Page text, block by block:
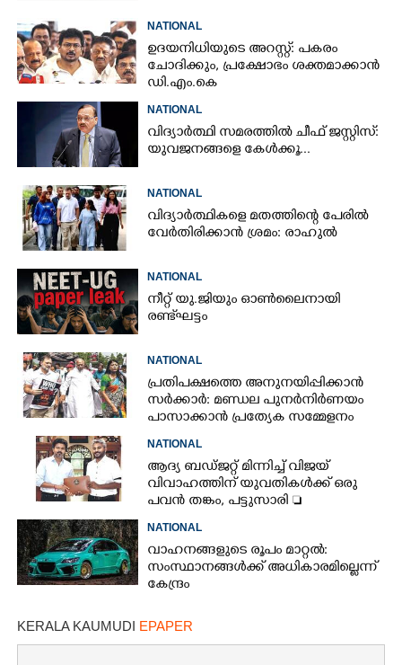
NATIONAL
ഉദയനിധിയുടെ അറസ്റ്റ്: പകരം
ചോദിക്കും,​ പ്രക്ഷോഭം ശക്തമാക്കാൻ
ഡി.എം.കെ
NATIONAL
വിദ്യാർത്ഥി സമരത്തിൽ ചീഫ് ജസ്റ്റിസ്:
യുവജനങ്ങളെ കേൾക്കൂ...
NATIONAL
വിദ്യാർത്ഥികളെ മതത്തിന്റെ പേരിൽ
വേർതിരിക്കാൻ ശ്രമം: രാഹുൽ
NATIONAL
നീറ്റ് യു.ജിയും ഓൺലൈനായി
രണ്ട് ഘട്ടം
NATIONAL
പ്രതിപക്ഷത്തെ അനുനയിപ്പിക്കാൻ
സർക്കാർ: മണ്ഡല പുനർനിർണയം
പാസാക്കാൻ പ്രത്യേക സമ്മേളനം
NATIONAL
ആദ്യ ബഡ്ജറ്റ് മിന്നിച്ച് വിജയ്
വിവാഹത്തിന് യുവതികൾക്ക് ഒരു
പവൻ തങ്കം, പട്ടുസാരി 
നവജാതശിശുക്കൾക്ക്
സ്വർണമോതിരം  വിദ്യാർത്ഥികൾക്ക്
സൈക്കിൾ
NATIONAL
വാഹനങ്ങളുടെ രൂപം മാറ്റൽ:
സംസ്ഥാനങ്ങൾക്ക് അധികാരമില്ലെന്ന്
കേന്ദ്രം
KERALA KAUMUDI EPAPER